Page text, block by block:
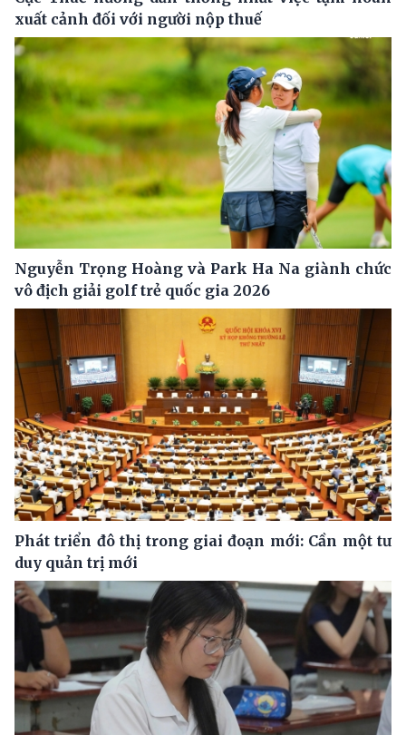
xuất cảnh đối với người nộp thuế
Nguyễn Trọng Hoàng và Park Ha Na giành chức
vô địch giải golf trẻ quốc gia 2026
Phát triển đô thị trong giai đoạn mới: Cần một tư
duy quản trị mới